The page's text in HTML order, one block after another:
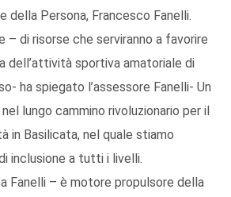
della Persona, Francesco Fanelli.
– di risorse che serviranno a favorire
dell’attività sportiva amatoriale di
ha spiegato l’assessore Fanelli- Un
lungo cammino rivoluzionario per il
in Basilicata, nel quale stiamo
inclusione a tutti i livelli.
Fanelli – è motore propulsore della